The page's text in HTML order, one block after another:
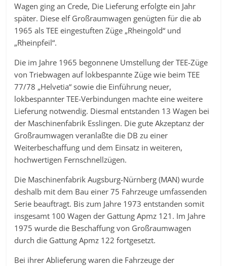
Wagen ging an Crede, Die Lieferung erfolgte ein Jahr
später. Diese elf Großraumwagen genügten für die ab
1965 als TEE eingestuften Züge „Rheingold“ und
„Rheinpfeil“.
Die im Jahre 1965 begonnene Umstellung der TEE-Züge
von Triebwagen auf lokbespannte Züge wie beim TEE
77/78 „Helvetia“ sowie die Einführung neuer,
lokbespannter TEE-Verbindungen machte eine weitere
Lieferung notwendig. Diesmal entstanden 13 Wagen bei
der Maschinenfabrik Esslingen. Die gute Akzeptanz der
Großraumwagen veranlaßte die DB zu einer
Weiterbeschaffung und dem Einsatz in weiteren,
hochwertigen Fernschnellzügen.
Die Maschinenfabrik Augsburg-Nürnberg (MAN) wurde
deshalb mit dem Bau einer 75 Fahrzeuge umfassenden
Serie beauftragt. Bis zum Jahre 1973 entstanden somit
insgesamt 100 Wagen der Gattung Apmz 121. Im Jahre
1975 wurde die Beschaffung von Großraumwagen
durch die Gattung Apmz 122 fortgesetzt.
Bei ihrer Ablieferung waren die Fahrzeuge der